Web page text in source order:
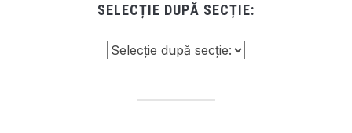
SELECȚIE DUPĂ SECȚIE: